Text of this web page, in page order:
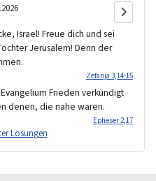
Israel! Freue dich und sei
Jerusalem! Denn der
Zefanja 3,14-15
Frieden verkündigt
denen, die nahe waren.
Epheser 2,17
Losungen